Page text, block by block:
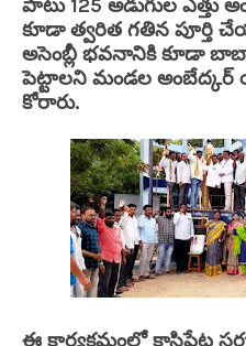
పాటు 125 అడుగుల ఎత్తు
కూడా త్వరిత గతిన పూర్తి
అసెంబ్లీ భవనానికి కూడా
పెట్టాలని మండల అంబేద్కర్
కోరారు.
ఈ కార్యక్రమంలో కాసిపేట